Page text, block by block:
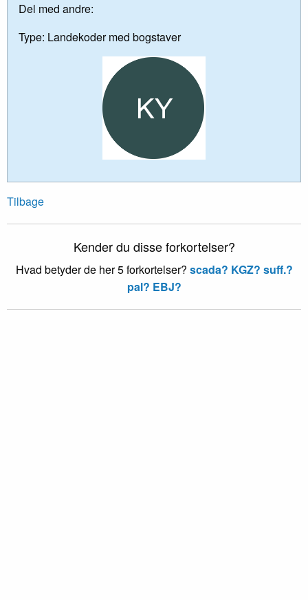
Del med andre:
Type: Landekoder med bogstaver
Tilbage
Kender du disse forkortelser?
Hvad betyder de her 5 forkortelser? scada? KGZ? suff.?
pal? EBJ?